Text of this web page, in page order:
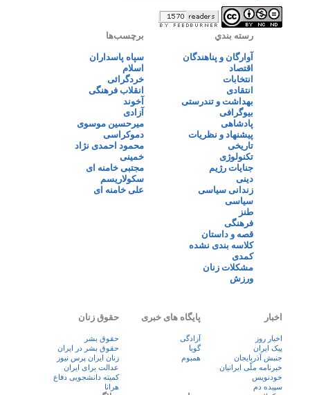
رسته بندي
آوارگان و پناهندگان
اقتصاد
انتخابات
انتقادی
بهداشت و تندرستی
بیوگرافی
پادشاهی
پیشنهاد و نظریات
تاریخی
تکنولوژی
جنایات رژیم
دینی
زندانی سیاسی
سیاسی
طنز
فرهنگی
قصه و داستان
کلاسه بندی نشده
کمدی
مشکلات زنان
ورزش
برچسب‌ها
سپاه پاسداران
اسلام
خردگرائی
انقلاب فرهنگی
آخوند
آزادی
میرحسین موسوی
دموکراسی
محمود احمدی نژاد
خمینی
مجتبی خامنه ای
سکولاریسم
علی خامنه ای
اخبار
اخبار روز
پيک ايران
جنبش آذربایجان
خبرنامه ملّی ایرانیان
خودنویس
سپیده دم
پایگاه های خبری
آزادگی
گویا
همبوم
حقوق زنان
حقوق بشر
حقوق بشر در ایران
زنان ايران پرس نيوز
عدالت برای ایران
کمیته دانشجویی دفاع
هرانا